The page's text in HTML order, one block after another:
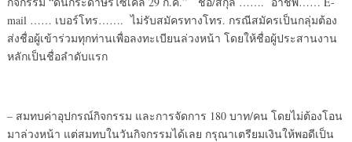
mail …… เบอร์โทร……. ไม่รับสมัครทางโทร. กรณีสมัครเป็นกลุ่มต้อง
ส่งชื่อผู้เข้าร่วมทุกท่านเพื่อลงทะเบียนล่วงหน้า โดยให้ชื่อผู้ประสานงาน
หลักเป็นชื่อลำดับแรก
– สมทบค่าอุปกรณ์กิจกรรม และการจัดการ 180 บาท/คน โดยไม่ต้องโอน
มาล่วงหน้า แต่สมทบในวันกิจกรรมได้เลย กรุณาเตรียมเงินให้พอดีเป็น